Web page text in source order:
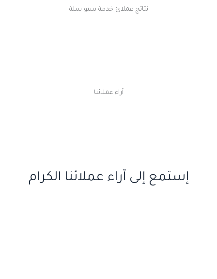
نتائج عملائ خدمة سيو سلة
آراء عملائنا
إستمع إلى آراء عملائنا الكرام